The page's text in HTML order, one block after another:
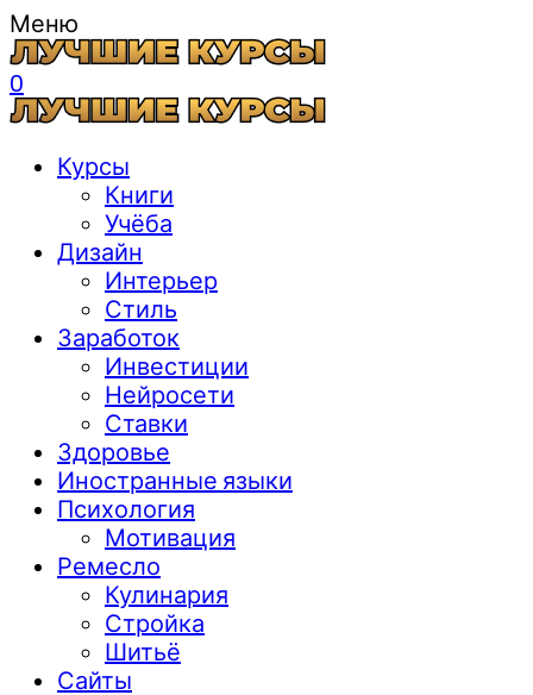
Меню
0
Курсы
Книги
Учёба
Дизайн
Интерьер
Стиль
Заработок
Инвестиции
Нейросети
Ставки
Здоровье
Иностранные языки
Психология
Мотивация
Ремесло
Кулинария
Стройка
Шитьё
Сайты